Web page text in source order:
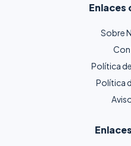
Enlaces
Sobre
Política
Política